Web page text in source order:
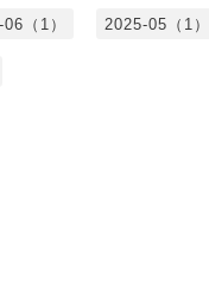
（1） 2025-05（1）